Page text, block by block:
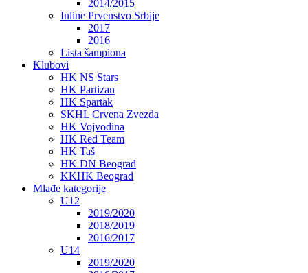
2014/2015
Inline Prvenstvo Srbije
2017
2016
Lista šampiona
Klubovi
HK NS Stars
HK Partizan
HK Spartak
SKHL Crvena Zvezda
HK Vojvodina
HK Red Team
HK Taš
HK DN Beograd
KKHK Beograd
Mlađe kategorije
U12
2019/2020
2018/2019
2016/2017
U14
2019/2020